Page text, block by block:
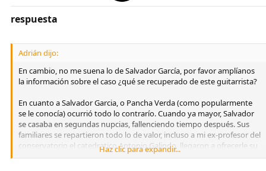
respuesta
Adrián dijo:
En cambio, no me suena lo de Salvador García, por favor amplíanos
la información sobre el caso ¿qué se recuperado de este guitarrista?
En cuanto a Salvador Garcia, o Pancha Verda (como popularmente
se le conocía) ocurrió todo lo contrarío. Cuando ya mayor, Salvador
se casaba en segundas nupcias, fallenciendo tiempo después. Sus
familiares se repartieron todo lo de valor, incluso a mi ex-profesor del
conservatorio el catedratico Antonio Galindo, llegaron a ofrecerle su
guitarra, una Torres. Todo lo demás (fotos, Ms,...) al igual que en el
Haz clic para expandir...